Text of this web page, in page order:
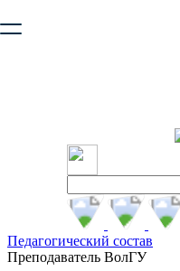
безопасную работу с
Педагогический состав
Преподаватель ВолГУ